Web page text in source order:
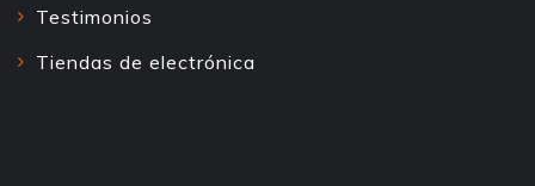
Testimonios
Tiendas de electrónica